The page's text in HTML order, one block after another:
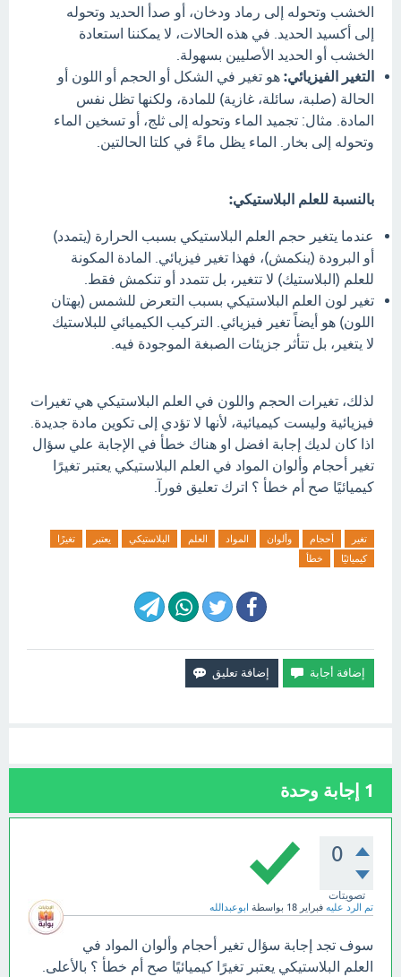
الخشب وتحوله إلى رماد ودخان، أو صدأ الحديد وتحوله
إلى أكسيد الحديد. في هذه الحالات، لا يمكننا استعادة
الخشب أو الحديد الأصليين بسهولة.
التغير الفيزيائي: هو تغير في الشكل أو الحجم أو اللون أو
الحالة (صلبة، سائلة، غازية) للمادة، ولكنها تظل نفس
المادة. مثال: تجميد الماء وتحوله إلى ثلج، أو تسخين الماء
وتحوله إلى بخار. الماء يظل ماءً في كلتا الحالتين.
بالنسبة للعلم البلاستيكي:
عندما يتغير حجم العلم البلاستيكي بسبب الحرارة (يتمدد)
أو البرودة (ينكمش)، فهذا تغير فيزيائي. المادة المكونة
للعلم (البلاستيك) لا تتغير، بل تتمدد أو تنكمش فقط.
تغير لون العلم البلاستيكي بسبب التعرض للشمس (بهتان
اللون) هو أيضاً تغير فيزيائي. التركيب الكيميائي للبلاستيك
لا يتغير، بل تتأثر جزيئات الصبغة الموجودة فيه.
لذلك، تغيرات الحجم واللون في العلم البلاستيكي هي تغيرات
فيزيائية وليست كيميائية، لأنها لا تؤدي إلى تكوين مادة جديدة.
اذا كان لديك إجابة افضل او هناك خطأ في الإجابة علي سؤال
تغير أحجام وألوان المواد في العلم البلاستيكي يعتبر تغيرًا
كيميائيًا صح أم خطأ ؟ اترك تعليق فورآ.
تغير أحجام وألوان المواد العلم البلاستيكي يعتبر
تغيرًا
كيميائيًا
خطأ
1 إجابة وحدة
0
تصويتات
تم الرد عليه فبراير 18 بواسطة ابوعبدالله
سوف تجد إجابة سؤال تغير أحجام وألوان المواد في
العلم البلاستيكي يعتبر تغيرًا كيميائيًا صح أم خطأ ؟ بالأعلى.